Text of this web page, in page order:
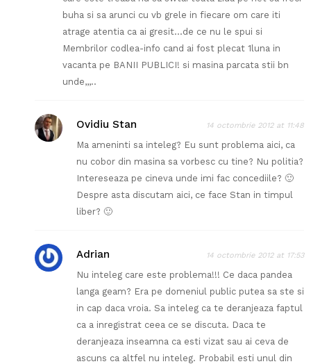
buha si sa arunci cu vb grele in fiecare om care iti
atrage atentia ca ai gresit…de ce nu le spui si
Membrilor codlea-info cand ai fost plecat 1luna in
vacanta pe BANII PUBLICI! si masina parcata stii bn
unde,,,..
Ovidiu Stan 14 octombrie 2012 at 11:48
Ma ameninti sa inteleg? Eu sunt problema aici, ca
nu cobor din masina sa vorbesc cu tine? Nu politia?
Intereseaza pe cineva unde imi fac concediile? 🙂
Despre asta discutam aici, ce face Stan in timpul
liber? 🙂
Adrian 14 octombrie 2012 at 17:53
Nu inteleg care este problema!!! Ce daca pandea
langa geam? Era pe domeniul public putea sa ste si
in cap daca vroia. Sa inteleg ca te deranjeaza faptul
ca a inregistrat ceea ce se discuta. Daca te
deranjeaza inseamna ca esti vizat sau ai ceva de
ascuns ca altfel nu inteleg. Probabil esti unul din